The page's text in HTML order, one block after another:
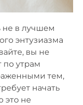
не в лучшем
энтузиазма
вы не
по утрам
тем,
начать
это не